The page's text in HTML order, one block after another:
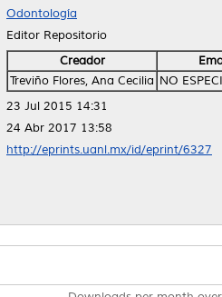
Odontología
Editor Repositorio
Creador
Treviño Flores, Ana Cecilia NO
23 Jul 2015 14:31
24 Abr 2017 13:58
http://eprints.uanl.mx/id/eprint/6327